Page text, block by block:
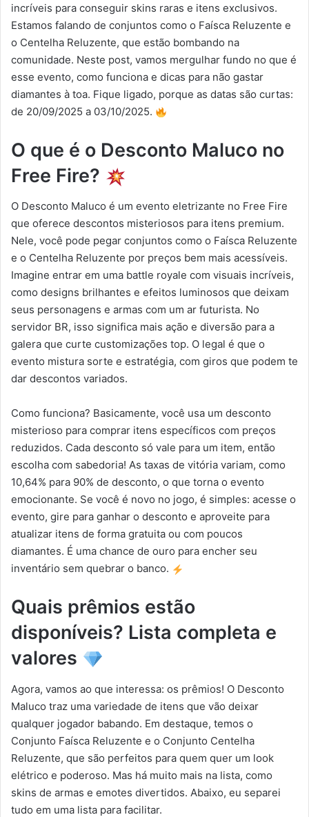
incríveis para conseguir skins raras e itens exclusivos.
Estamos falando de conjuntos como o Faísca Reluzente e
o Centelha Reluzente, que estão bombando na
comunidade. Neste post, vamos mergulhar fundo no que é
esse evento, como funciona e dicas para não gastar
diamantes à toa. Fique ligado, porque as datas são curtas:
de 20/09/2025 a 03/10/2025.
O que é o Desconto Maluco no
Free Fire?
O Desconto Maluco é um evento eletrizante no Free Fire
que oferece descontos misteriosos para itens premium.
Nele, você pode pegar conjuntos como o Faísca Reluzente
e o Centelha Reluzente por preços bem mais acessíveis.
Imagine entrar em uma battle royale com visuais incríveis,
como designs brilhantes e efeitos luminosos que deixam
seus personagens e armas com um ar futurista. No
servidor BR, isso significa mais ação e diversão para a
galera que curte customizações top. O legal é que o
evento mistura sorte e estratégia, com giros que podem te
dar descontos variados.
Como funciona? Basicamente, você usa um desconto
misterioso para comprar itens específicos com preços
reduzidos. Cada desconto só vale para um item, então
escolha com sabedoria! As taxas de vitória variam, como
10,64% para 90% de desconto, o que torna o evento
emocionante. Se você é novo no jogo, é simples: acesse o
evento, gire para ganhar o desconto e aproveite para
atualizar itens de forma gratuita ou com poucos
diamantes. É uma chance de ouro para encher seu
inventário sem quebrar o banco.
Quais prêmios estão
disponíveis? Lista completa e
valores
Agora, vamos ao que interessa: os prêmios! O Desconto
Maluco traz uma variedade de itens que vão deixar
qualquer jogador babando. Em destaque, temos o
Conjunto Faísca Reluzente e o Conjunto Centelha
Reluzente, que são perfeitos para quem quer um look
elétrico e poderoso. Mas há muito mais na lista, como
skins de armas e emotes divertidos. Abaixo, eu separei
tudo em uma lista para facilitar.